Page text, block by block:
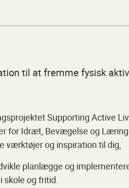
til at fremme fysisk
Supporting Active
for Idræt, Bevægelse og
værktøjer og inspiration til dig,
planlægge og
og fritid.